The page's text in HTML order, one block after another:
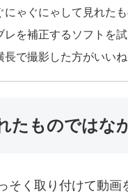
にゃぐにゃして見れた
レを補正するソフトを
長で撮影した方がいいね
たものではな
く取り付けて動画